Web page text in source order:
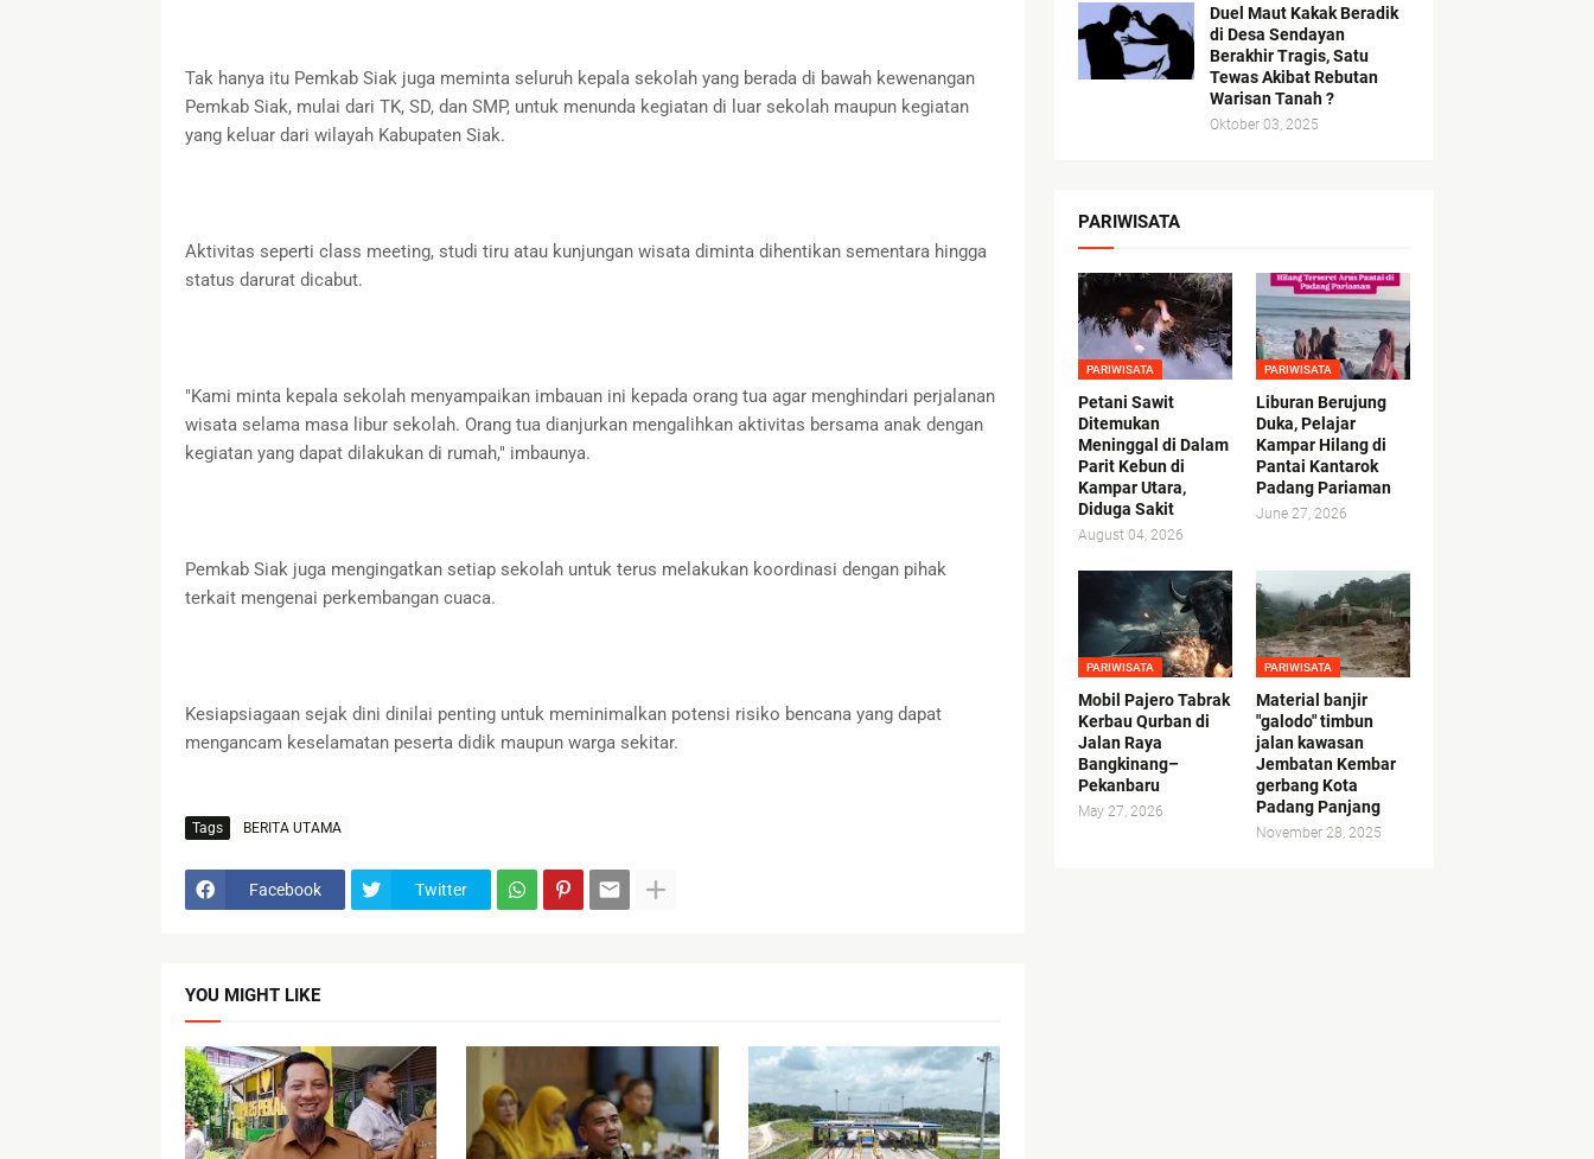
Tak hanya itu Pemkab Siak juga meminta seluruh kepala sekolah yang berada di bawah kewenangan
Pemkab Siak, mulai dari TK, SD, dan SMP, untuk menunda kegiatan di luar sekolah maupun kegiatan
yang keluar dari wilayah Kabupaten Siak.
Aktivitas seperti class meeting, studi tiru atau kunjungan wisata diminta dihentikan sementara hingga
status darurat dicabut.
"Kami minta kepala sekolah menyampaikan imbauan ini kepada orang tua agar menghindari perjalanan
wisata selama masa libur sekolah. Orang tua dianjurkan mengalihkan aktivitas bersama anak dengan
kegiatan yang dapat dilakukan di rumah," imbaunya.
Pemkab Siak juga mengingatkan setiap sekolah untuk terus melakukan koordinasi dengan pihak
terkait mengenai perkembangan cuaca.
Kesiapsiagaan sejak dini dinilai penting untuk meminimalkan potensi risiko bencana yang dapat
mengancam keselamatan peserta didik maupun warga sekitar.
Tags BERITA UTAMA
Facebook Twitter
YOU MIGHT LIKE
Duel Maut Kakak Beradik
di Desa Sendayan
Berakhir Tragis, Satu
Tewas Akibat Rebutan
Warisan Tanah ?
Oktober 03, 2025
PARIWISATA
PARIWISATA
Petani Sawit
Ditemukan
Meninggal di Dalam
Parit Kebun di
Kampar Utara,
Diduga Sakit
August 04, 2026
PARIWISATA
Liburan Berujung
Duka, Pelajar
Kampar Hilang di
Pantai Kantarok
Padang Pariaman
June 27, 2026
PARIWISATA
Mobil Pajero Tabrak
Kerbau Qurban di
Jalan Raya
Bangkinang–
Pekanbaru
May 27, 2026
PARIWISATA
Material banjir
"galodo" timbun
jalan kawasan
Jembatan Kembar
gerbang Kota
Padang Panjang
November 28, 2025